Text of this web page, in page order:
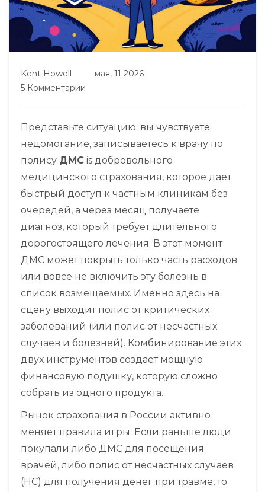
Kent Howell
мая, 11 2026
5 Комментарии
Представьте ситуацию: вы чувствуете
недомогание, записываетесь к врачу по
полису ДМС is добровольного
медицинского страхования, которое дает
быстрый доступ к частным клиникам без
очередей, а через месяц получаете
диагноз, который требует длительного
дорогостоящего лечения. В этот момент
ДМС может покрыть только часть расходов
или вовсе не включить эту болезнь в
список возмещаемых. Именно здесь на
сцену выходит полис от критических
заболеваний (или полис от несчастных
случаев и болезней). Комбинирование этих
двух инструментов создает мощную
финансовую подушку, которую сложно
собрать из одного продукта.
Рынок страхования в России активно
меняет правила игры. Если раньше люди
покупали либо ДМС для посещения
врачей, либо полис от несчастных случаев
(НС) для получения денег при травме, то